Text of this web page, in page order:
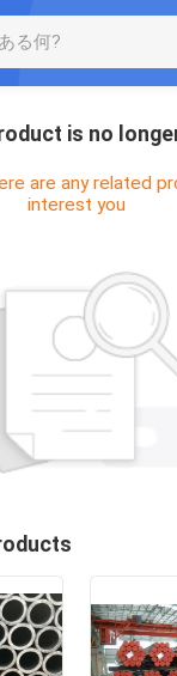
is no
are any related
interest you